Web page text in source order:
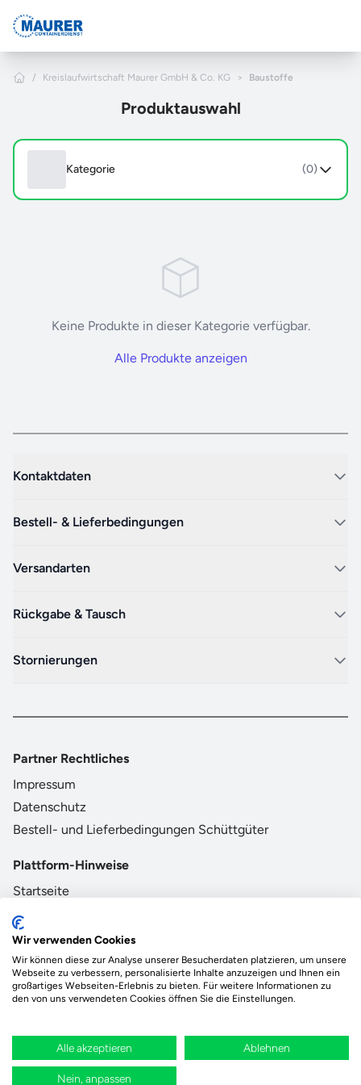
Home
/ Kreislaufwirtschaft Maurer GmbH & Co. KG > Baustoffe
Produktauswahl
Kategorie (0)
Keine Produkte in dieser Kategorie verfügbar.
Alle Produkte anzeigen
Kontaktdaten
Bestell- & Lieferbedingungen
Versandarten
Rückgabe & Tausch
Stornierungen
Partner Rechtliches
Impressum
Datenschutz
Bestell- und Lieferbedingungen Schüttgüter
Plattform-Hinweise
Startseite
AGB
Datenschutz
Impressum
vor Ort.
Durch deine Bestellung wird regional aufgeforstet
Wir verwenden Cookies
Wir können diese zur Analyse unserer Besucherdaten platzieren, um unsere
Webseite zu verbessern, personalisierte Inhalte anzuzeigen und Ihnen ein
großartiges Webseiten-Erlebnis zu bieten. Für weitere Informationen zu
den von uns verwendeten Cookies öffnen Sie die Einstellungen.
Alle akzeptieren Ablehnen
Nein, anpassen